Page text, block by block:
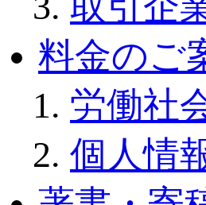
料金のご
労働社
個人情